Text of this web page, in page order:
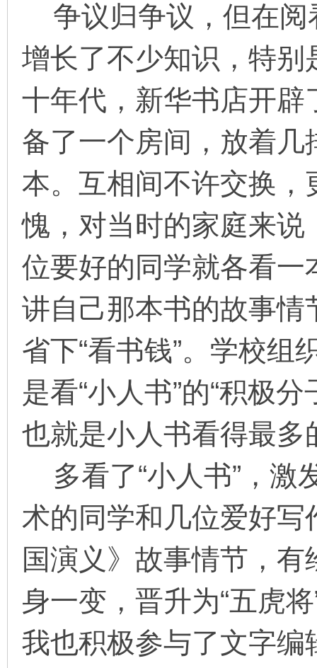
争议归争议，但在阅
增长了不少知识，特
十年代，新华书店开
备了一个房间，放着
本。互相间不许交换
愧，对当时的家庭来
位要好的同学就各看
讲自己那本书的故事
省下“看书钱”。学校组
是看“小人书”的“积极
也就是小人书看得最多
多看了“小人书”，激
术的同学和几位爱好
国演义》故事情节，
身一变，晋升为“五虎
我也积极参与了文字编